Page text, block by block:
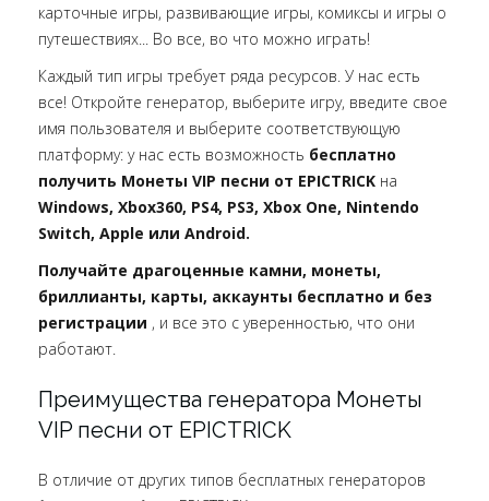
карточные игры, развивающие игры, комиксы и игры о
путешествиях... Во все, во что можно играть!
Каждый тип игры требует ряда ресурсов. У нас есть
все! Откройте генератор, выберите игру, введите свое
имя пользователя и выберите соответствующую
платформу: у нас есть возможность бесплатно
получить Монеты VIP песни от EPICTRICK на
Windows, Xbox360, PS4, PS3, Xbox One, Nintendo
Switch, Apple или Android.
Получайте драгоценные камни, монеты,
бриллианты, карты, аккаунты бесплатно и без
регистрации , и все это с уверенностью, что они
работают.
Преимущества генератора Монеты
VIP песни от EPICTRICK
В отличие от других типов бесплатных генераторов